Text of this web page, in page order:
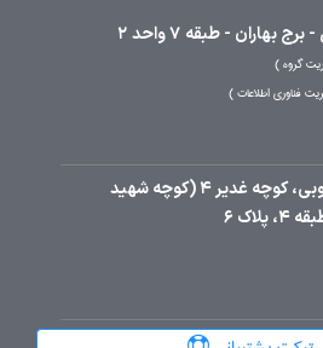
- طبقه 7 واحد 2
گروه
فناوری اطلاعات
البرز، نظرآباد، الغدیر جنوبی، کوچه غدیر 4 (کوچه شهید
6